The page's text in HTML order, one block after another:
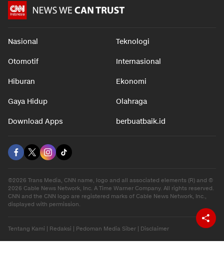
Nasional Teknologi
Otomotif Internasional
Hiburan Ekonomi
Gaya Hidup Olahraga
Download Apps berbuatbaik.id
©2026 Trans Media, CNN name, logo and all associated elements (R) and ©
2026 Cable News Network, Inc. A Time Warner Company. All rights reserved.
CNN and the CNN logo are registered marks of Cable News Network, Inc.,
displayed with permission.
Tentang Kami Redaksi Pedoman Media Siber Disclaimer